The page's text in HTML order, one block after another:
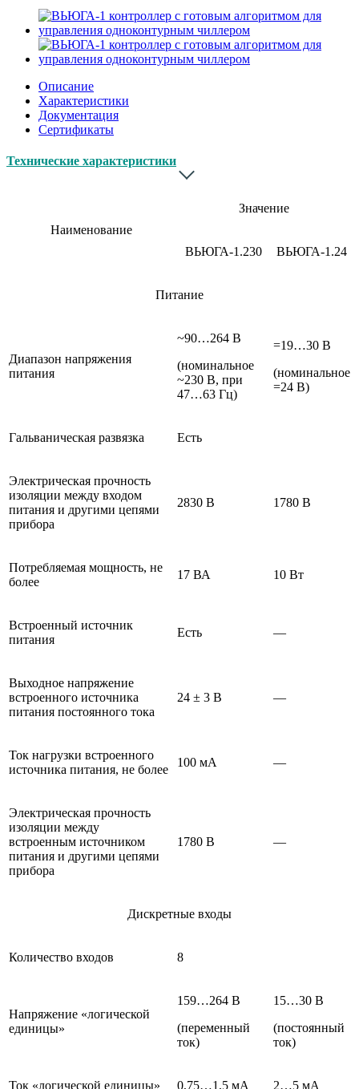
Описание
Характеристики
Документация
Сертификаты
Технические характеристики
Наименование
Значение
ВЬЮГА-1.230 ВЬЮГА-1.24
Питание
Диапазон напряжения
питания
~90…264 В
(номинальное
~230 В, при
47…63 Гц)
=19…30 В
(номинальное
=24 В)
Гальваническая развязка Есть
Электрическая прочность
изоляции между входом
питания и другими цепями
прибора
2830 В 1780 В
Потребляемая мощность, не
более
17 ВА 10 Вт
Встроенный источник
питания
Есть —
Выходное напряжение
встроенного источника
питания постоянного тока
24 ± 3 В —
Ток нагрузки встроенного
источника питания, не более
100 мА —
Электрическая прочность
изоляции между
встроенным источником
питания и другими цепями
прибора
1780 В —
Дискретные входы
Количество входов 8
Напряжение «логической
единицы»
159…264 В
(переменный
ток)
15…30 В
(постоянный
ток)
Ток «логической единицы» 0,75…1,5 мА 2…5 мА